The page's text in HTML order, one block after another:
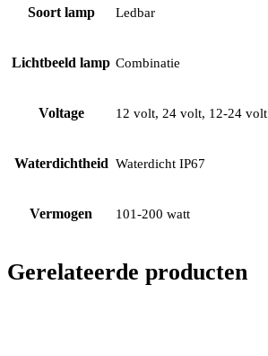
Soort lamp Ledbar
Lichtbeeld lamp Combinatie
Voltage 12 volt, 24 volt, 12-24 volt
Waterdichtheid Waterdicht IP67
Vermogen 101-200 watt
Gerelateerde producten